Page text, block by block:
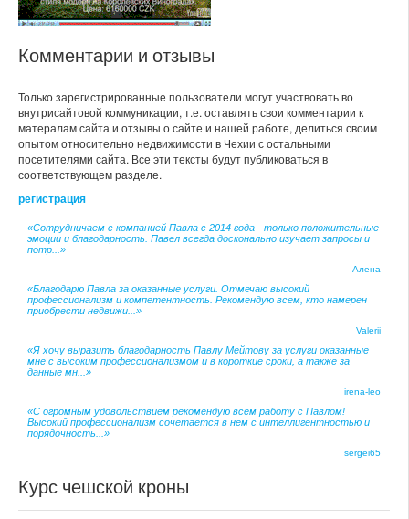
Комментарии и отзывы
Только зарегистрированные пользователи могут участвовать во
внутрисайтовой коммуникации, т.е. оставлять свои комментарии к
матералам сайта и отзывы о сайте и нашей работе, делиться своим
опытом относительно недвижимости в Чехии с остальными
посетителями сайта. Все эти тексты будут публиковаться в
соответствующем разделе.
регистрация
«Сотрудничаем с компанией Павла с 2014 года - только положительные
эмоции и благодарность. Павел всегда досконально изучает запросы и
потр...»
Алена
«Благодарю Павла за оказанные услуги. Отмечаю высокий
профессионализм и компетентность. Рекомендую всем, кто намерен
приобрести недвижи...»
Valerii
«Я хочу выразить благодарность Павлу Мейтову за услуги оказанные
мне с высоким профессионализмом и в короткие сроки, а также за
данные мн...»
irena-leo
«С огромным удовольствием рекомендую всем работу с Павлом!
Высокий профессионализм сочетается в нем с интеллигентностью и
порядочность...»
sergei65
Курс чешской кроны